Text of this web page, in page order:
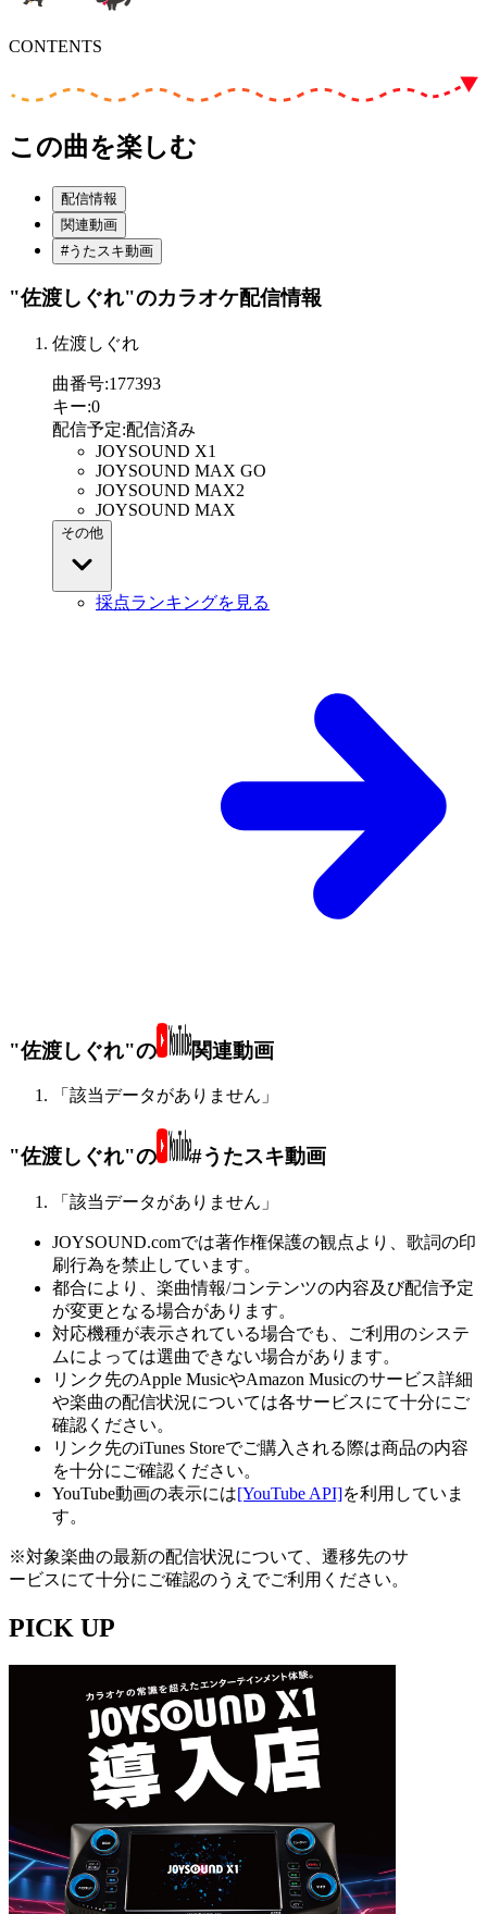
CONTENTS
この曲を楽しむ
配信情報
関連動画
#うたスキ動画
"佐渡しぐれ"のカラオケ配信情報
佐渡しぐれ
曲番号:177393
キー:0
配信予定:配信済み
JOYSOUND X1
JOYSOUND MAX GO
JOYSOUND MAX2
JOYSOUND MAX
その他
採点ランキングを見る
"佐渡しぐれ"の 関連動画
「該当データがありません」
"佐渡しぐれ"の #うたスキ動画
「該当データがありません」
JOYSOUND.comでは著作権保護の観点より、歌詞の印
刷行為を禁止しています。
都合により、楽曲情報/コンテンツの内容及び配信予定
が変更となる場合があります。
対応機種が表示されている場合でも、ご利用のシステ
ムによっては選曲できない場合があります。
リンク先のApple MusicやAmazon Musicのサービス詳細
や楽曲の配信状況については各サービスにて十分にご
確認ください。
リンク先のiTunes Storeでご購入される際は商品の内容
を十分にご確認ください。
YouTube動画の表示には[YouTube API]を利用していま
す。
※対象楽曲の最新の配信状況について、遷移先のサ
ービスにて十分にご確認のうえでご利用ください。
PICK UP